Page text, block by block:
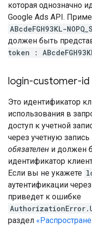
которая однозначно
Google Ads API.
ABcdeFGH93KL-
должен быть
token :
login-customer-id
Это идентификатор
использования в
доступ к учетной
через учетную
обязателен и должен
идентификатор
Если вы не укажете
аутентификации
приведет к ошибке
раздел